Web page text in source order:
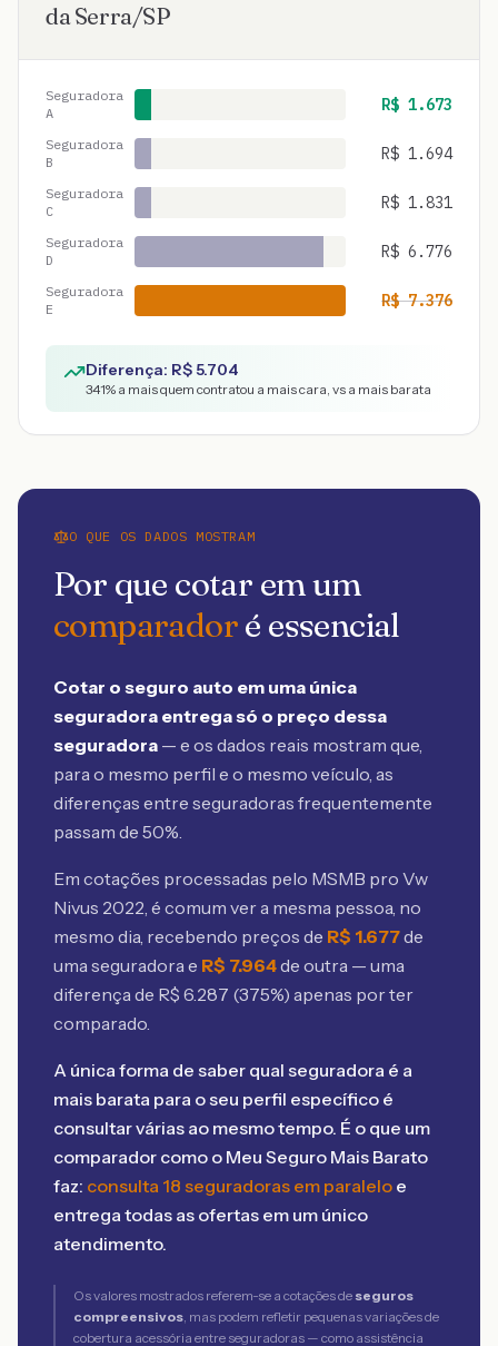
da Serra/SP
Seguradora
A
R$ 1.673
Seguradora
B
R$ 1.694
Seguradora
C
R$ 1.831
Seguradora
D
R$ 6.776
Seguradora
E
R$7.376
Diferença: R$5.704
341% a mais quem contratou a mais cara, vs a mais barata
O QUE OS DADOS MOSTRAM
Por que cotar em um
comparadoré essencial
Cotar o seguro auto em uma única
seguradora entrega só o preço dessa
seguradora — e os dados reais mostram que,
para o mesmo perfil e o mesmo veículo, as
diferenças entre seguradoras frequentemente
passam de 50%.
Em cotações processadas pelo MSMB pro Vw
Nivus 2022, é comum ver a mesma pessoa, no
mesmo dia, recebendo preços de R$ 1.677de
uma seguradora e R$ 7.964de outra — uma
diferença de R$ 6.287 (375%) apenas por ter
comparado.
A única forma de saber qual seguradora é a
mais barata para o seu perfil específico é
consultar várias ao mesmo tempo. É o que um
comparador como o Meu Seguro Mais Barato
faz: consulta 18 seguradoras em paralelo e
entrega todas as ofertas em um único
atendimento.
Os valores mostrados referem-se a cotações de seguros
compreensivos, mas podem refletir pequenas variações de
cobertura acessória entre seguradoras — como assistência